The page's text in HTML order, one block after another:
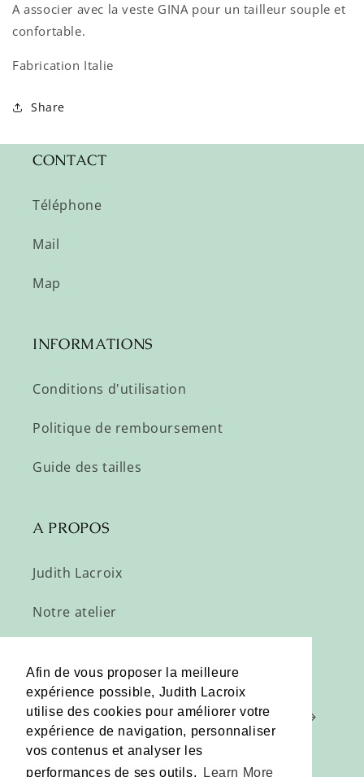
Afin de vous proposer la meilleure
expérience possible, Judith Lacroix
utilise des cookies pour améliorer votre
expérience de navigation, personnaliser
vos contenus et analyser les
performances de ses outils.
Learn More
A associer avec la veste GINA pour un tailleur souple et
confortable.
Fabrication Italie
Share
CONTACT
Téléphone
Mail
Map
INFORMATIONS
Conditions d'utilisation
Politique de remboursement
Guide des tailles
A PROPOS
Judith Lacroix
Notre atelier
Profitez de nos offres privées :
E-mail